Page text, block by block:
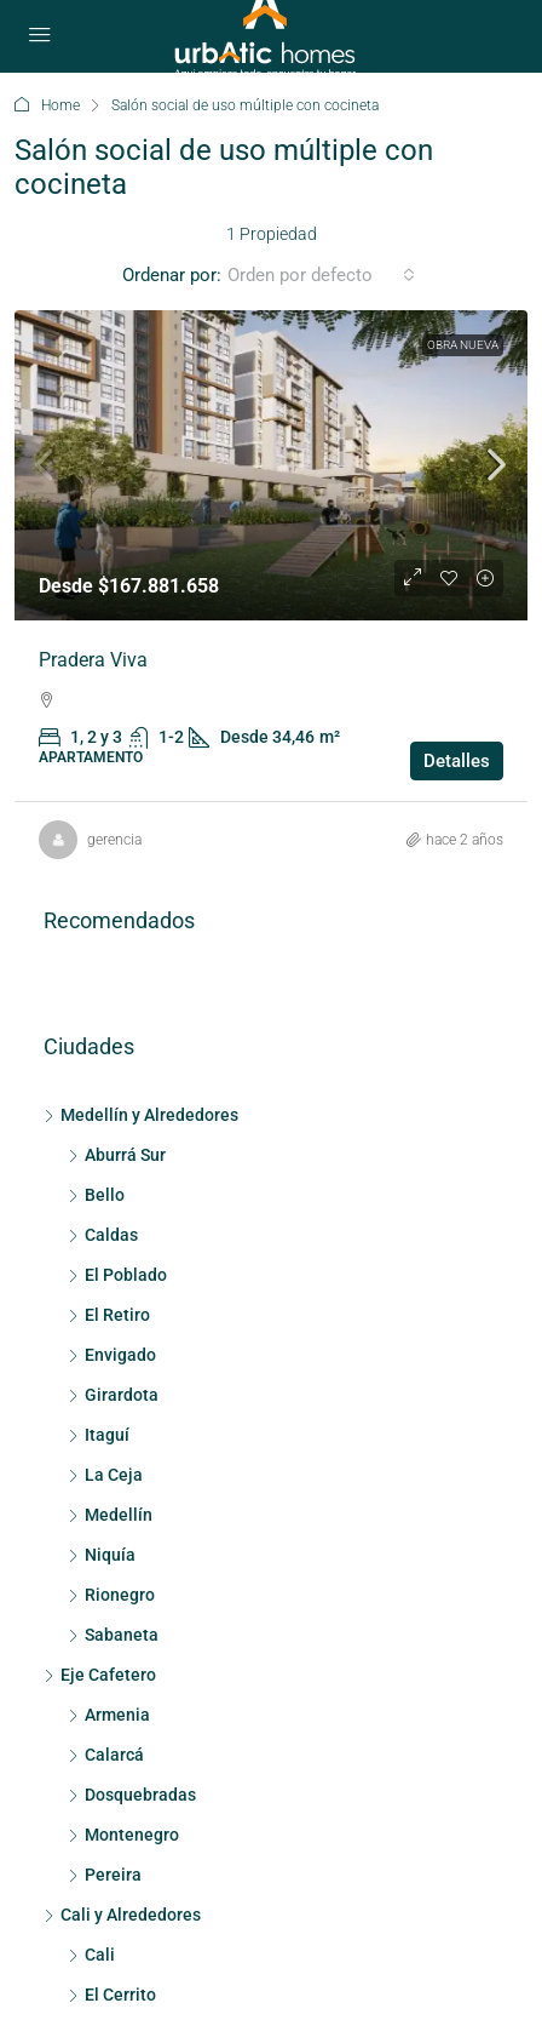
Home Salón social de uso múltiple con cocineta
Salón social de uso múltiple con
cocineta
1 Propiedad
Ordenar por: Orden por defecto
OBRA NUEVA
Desde $167.881.658
Pradera Viva
1, 2 y 3 1-2 Desde 34,46 m²
APARTAMENTO Detalles
gerencia hace 2 años
Recomendados
Ciudades
Medellín y Alrededores
Aburrá Sur
Bello
Caldas
El Poblado
El Retiro
Envigado
Girardota
Itaguí
La Ceja
Medellín
Niquía
Rionegro
Sabaneta
Eje Cafetero
Armenia
Calarcá
Dosquebradas
Montenegro
Pereira
Cali y Alrededores
Cali
El Cerrito